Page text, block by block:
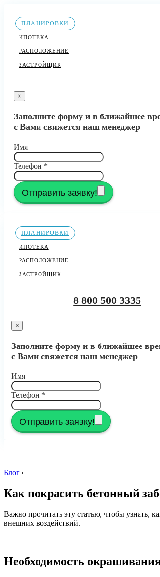
ПЛАНИРОВКИ
ИПОТЕКА
РАСПОЛОЖЕНИЕ
ЗАСТРОЙЩИК
×
Заполните форму и в ближайшее
с Вами свяжется наш менеджер
Имя
Телефон *
Отправить заявку!
ПЛАНИРОВКИ
ИПОТЕКА
РАСПОЛОЖЕНИЕ
ЗАСТРОЙЩИК
8 800 500 3335
×
Заполните форму и в ближайшее
с Вами свяжется наш менеджер
Имя
Телефон *
Отправить заявку!
Блог ›
Как покрасить бетонный
Важно прочитать эту статью, чтобы узнать,
внешних воздействий.
Необходимость